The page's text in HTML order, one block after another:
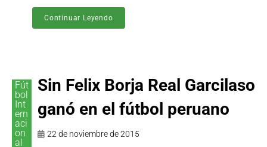
Continuar Leyendo
Fút
bol
Int
ern
aci
on
al
Sin Felix Borja Real Garcilaso
ganó en el fútbol peruano
22 de noviembre de 2015